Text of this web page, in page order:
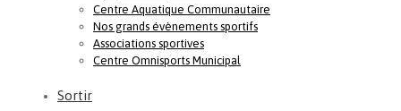
Centre Aquatique Communautaire
Nos grands évènements sportifs
Associations sportives
Centre Omnisports Municipal
Sortir